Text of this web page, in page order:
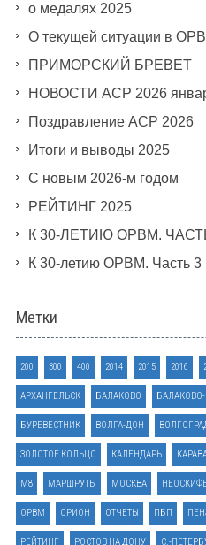
о медалях 2025
О текущей ситуации в
ПРИМОРСКИЙ БРЕВЕТ
НОВОСТИ АСР 2026
Поздравление АСР 2026
Итоги и выводы 2025
С новым 2026-м годом
РЕЙТИНГ 2025
К 30-ЛЕТИЮ ОРВМ. ЧАСТЬ
К 30-летию ОРВМ. Часть 3
Метки
200 300 400 2014 2015 2016
АРХАНГЕЛЬСК БАЛАКОВО
БУРЕВЕСТНИК ВОЛГА-ДОН
ЗОЛОТОЕ КОЛЬЦО КАЛЕНДАРЬ
М8 МАРШРУТЫ МОСКВА
ОРВМ ОРИОН ОТЧЕТЫ ПБП
РЕЙТИНГ РОСТОВ НА ДОНУ С.-